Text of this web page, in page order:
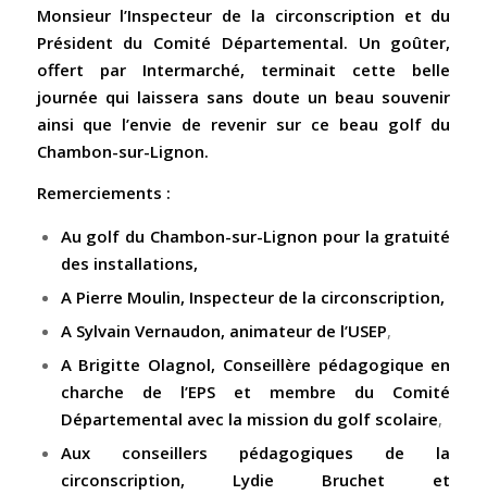
Monsieur l’Inspecteur de la circonscription et du
Président du Comité Départemental. Un goûter,
offert par Intermarché, terminait cette belle
journée qui laissera sans doute un beau souvenir
ainsi que l’envie de revenir sur ce beau golf du
Chambon-sur-Lignon.
Remerciements :
Au golf du Chambon-sur-Lignon pour la gratuité
des installations,
A Pierre Moulin, Inspecteur de la circonscription,
A Sylvain Vernaudon, animateur de l’USEP,
A Brigitte Olagnol, Conseillère pédagogique en
charche de l’EPS et membre du Comité
Départemental avec la mission du golf scolaire,
Aux conseillers pédagogiques de la
circonscription, Lydie Bruchet et